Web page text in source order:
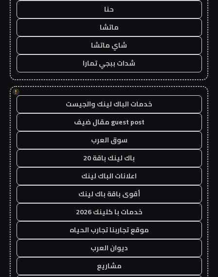
حنا
ماتشا
شاي ماتشا
شدات ببجي تمارا
!
خدمات الباك لينك والجيست
guest post مقال ضيف
سوق العرب
باك لينك باقة 20
اعلانات الباك لينك
أقوى باقة باك لينك
خدمات با كلينك 2026
موقع تجاربنا تجارب الحياه
ديوان العرب
مشاريع